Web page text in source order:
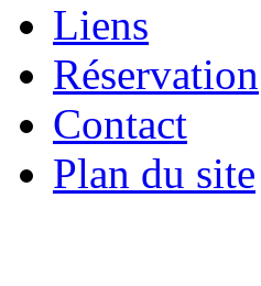
Liens
Réservation
Contact
Plan du site